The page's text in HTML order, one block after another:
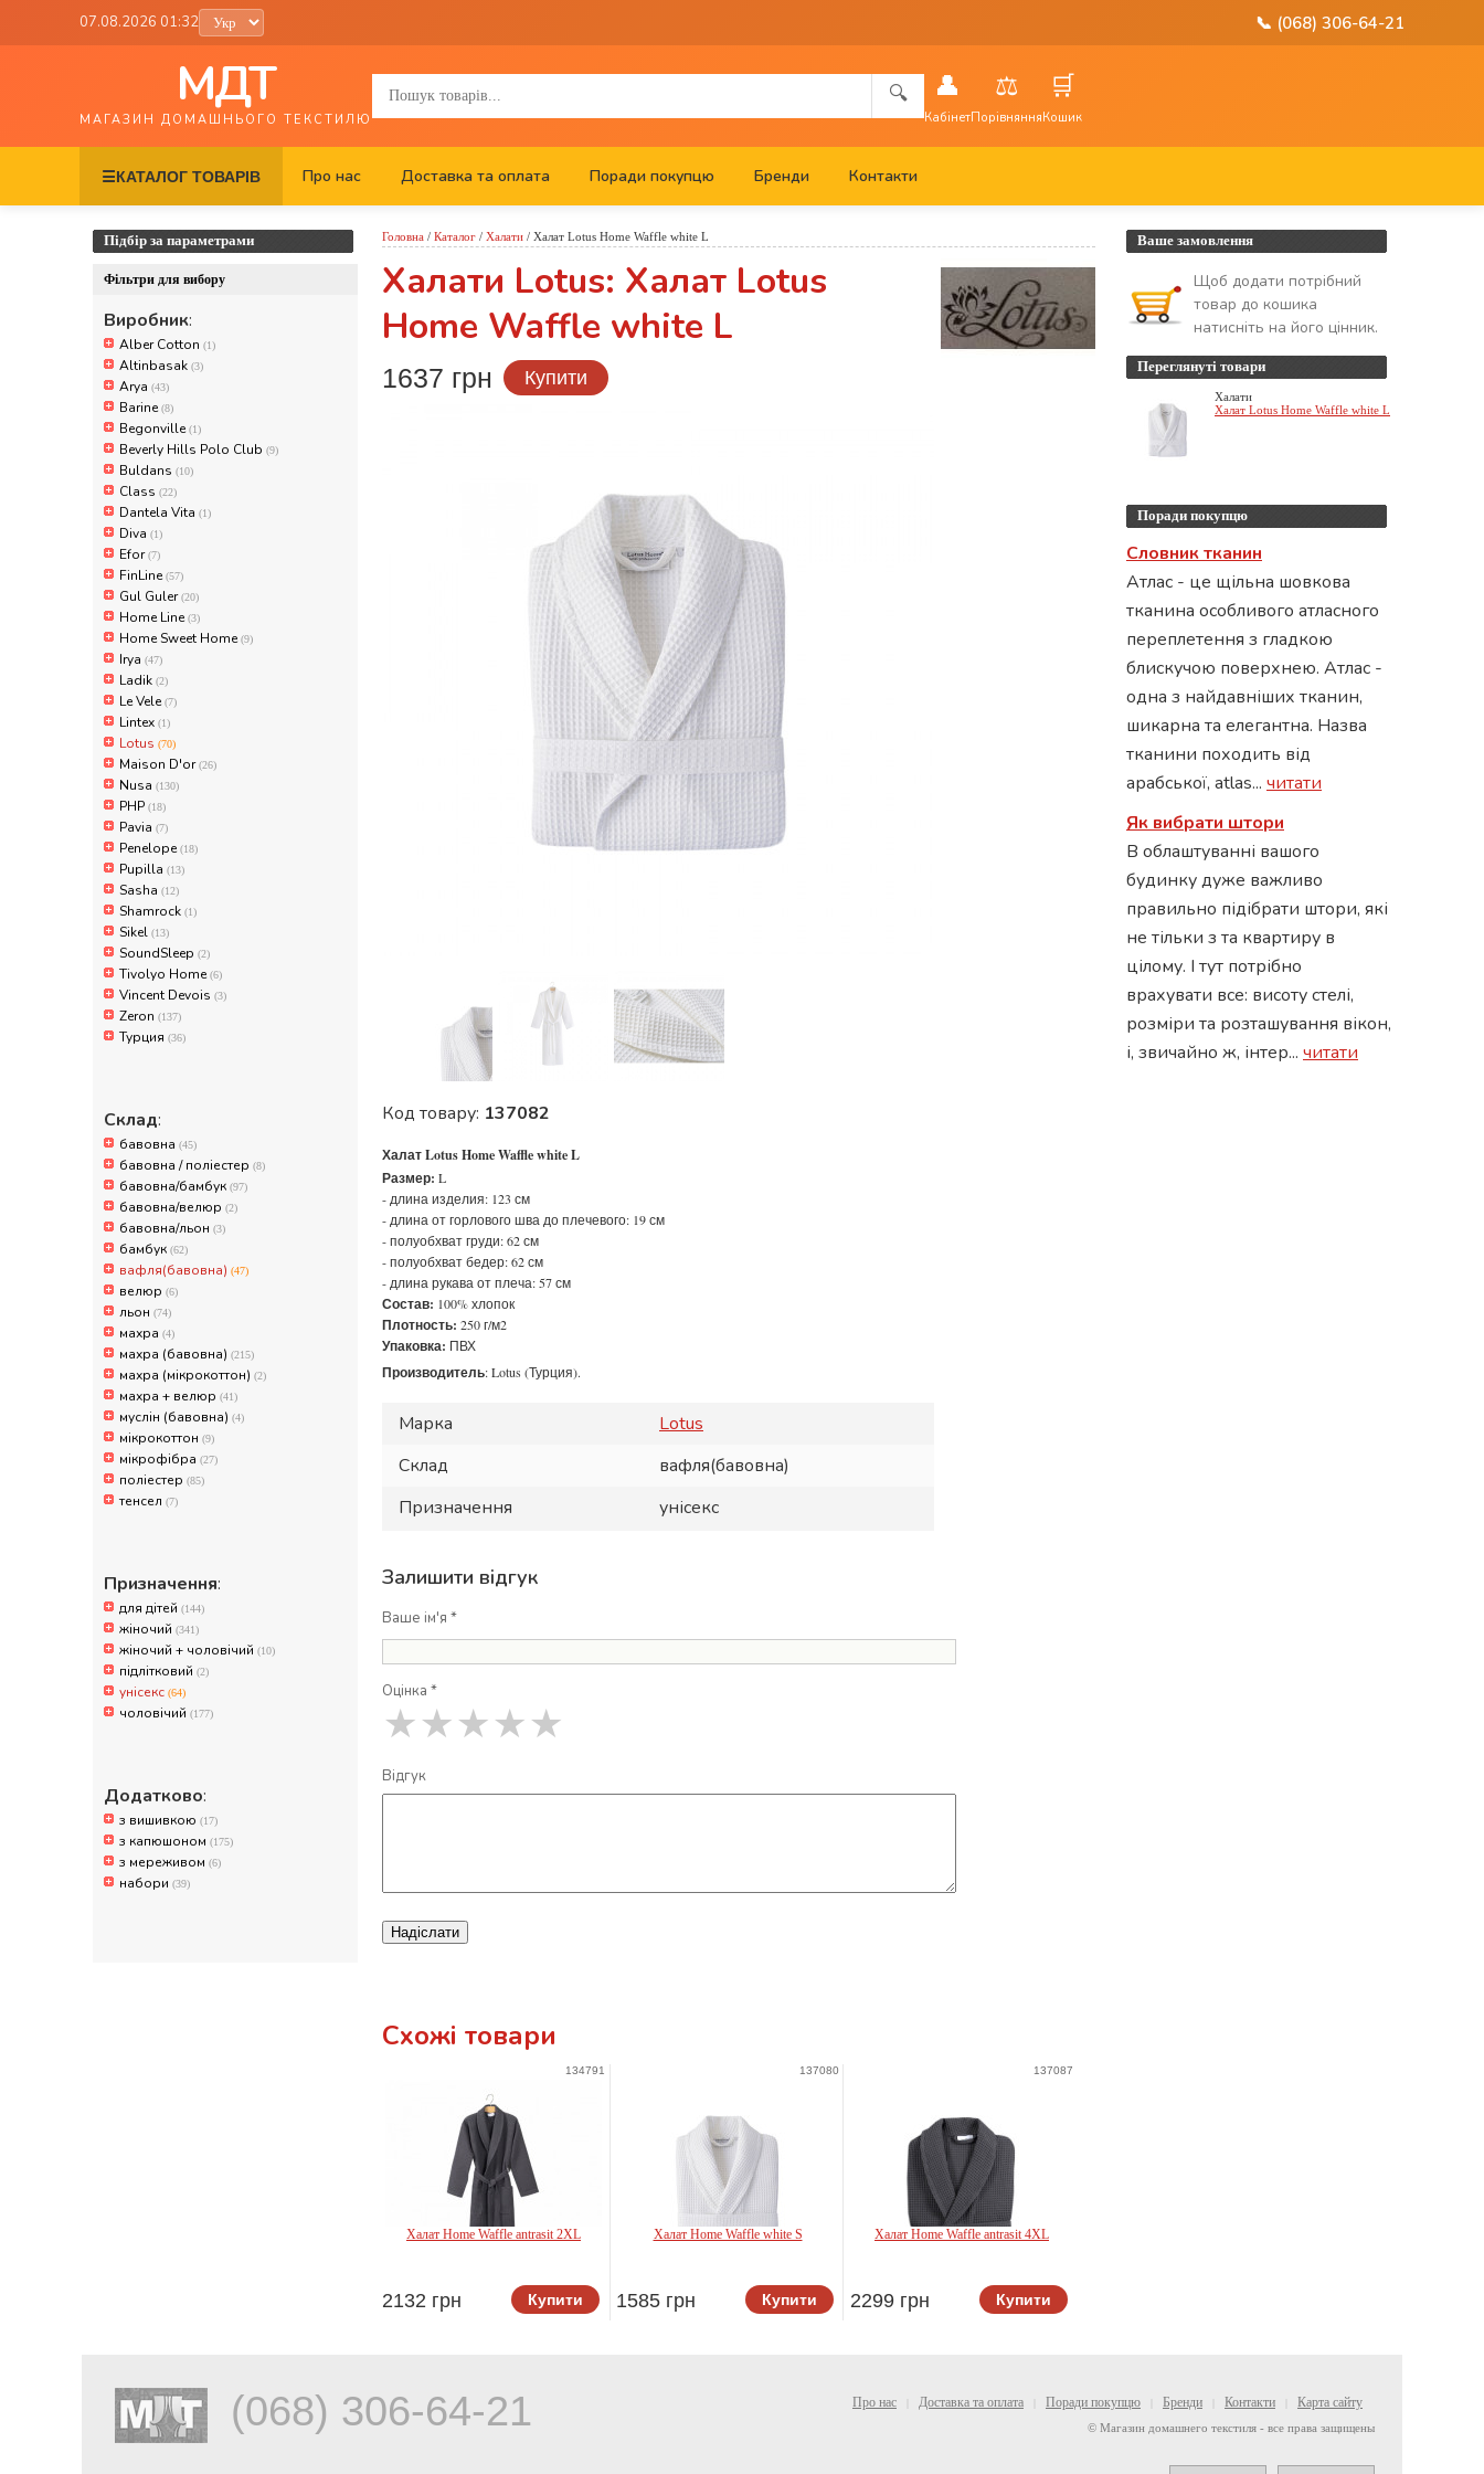
07.08.2026 01:32 📞 (068) 306-64-21
МДТ
МАГАЗИН ДОМАШНЬОГО ТЕКСТИЛЮ
🔍 👤
Кабінет
⚖️
Порівняння
🛒
Кошик
☰КАТАЛОГ ТОВАРІВ Про нас Доставка та оплата Поради покупцю Бренди Контакти
Підбір за параметрами
Фільтри для вибору
Виробник:
Alber Cotton (1)
Altinbasak (3)
Arya (43)
Barine(8)
Begonville(1)
Beverly Hills Polo Club (9)
Buldans (10)
Class (22)
Dantela Vita (1)
Diva (1)
Efor(7)
FinLine(57)
Gul Guler(20)
Home Line(3)
Home Sweet Home(9)
Irya (47)
Ladik (2)
Le Vele(7)
Lintex (1)
Lotus (70)
Maison D'or(26)
Nusa (130)
PHP (18)
Pavia (7)
Penelope(18)
Pupilla (13)
Sasha (12)
Shamrock (1)
Sikel (13)
SoundSleep (2)
Tivolyo Home(6)
Vincent Devois (3)
Zeron (137)
Турция (36)
Склад:
бавовна (45)
бавовна / поліестер (8)
бавовна/бамбук (97)
бавовна/велюр (2)
бавовна/льон (3)
бамбук (62)
вафля(бавовна) (47)
велюр (6)
льон (74)
махра (4)
махра (бавовна) (215)
махра (мікрокоттон) (2)
махра + велюр (41)
муслін (бавовна) (4)
мікрокоттон (9)
мікрофібра (27)
поліестер (85)
тенсел (7)
Призначення:
для дітей (144)
жіночий (341)
жіночий + чоловічий (10)
підлітковий (2)
унісекс (64)
чоловічий (177)
Додатково:
з вишивкою (17)
з капюшоном (175)
з мереживом (6)
набори (39)
Головна / Каталог / Халати / Халат Lotus Home Waffle white L
Халати Lotus: Халат Lotus
Home Waffle white L
1637 грн Купити
Код товару: 137082
Халат Lotus Home Waffle white L
Размер: L
- длина изделия: 123 см
- длина от горлового шва до плечевого: 19 см
- полуобхват груди: 62 см
- полуобхват бедер: 62 см
- длина рукава от плеча: 57 см
Состав: 100% хлопок
Плотность: 250 г/м2
Упаковка: ПВХ
Производитель: Lotus (Турция).
Марка
Lotus
Склад
вафля(бавовна)
Призначення
унісекс
Залишити відгук
Ваше ім'я *
Оцінка *
★
★
★
★
★
Відгук
Надіслати
Схожі товари
134791
Халат Home Waffle antrasit 2XL
2132 грн Купити
137080
Халат Home Waffle white S
1585 грн Купити
137087
Халат Home Waffle antrasit 4XL
2299 грн Купити
Ваше замовлення
Щоб додати потрібний
товар до кошика
натисніть на його цінник.
Переглянуті товари
Халати
Халат Lotus Home Waffle white L
Поради покупцю
Словник тканин
Атлас - це щільна шовкова
тканина особливого атласного
переплетення з гладкою
блискучою поверхнею. Атлас -
одна з найдавніших тканин,
шикарна та елегантна. Назва
тканини походить від
арабської, atlas... читати
Як вибрати штори
В облаштуванні вашого
будинку дуже важливо
правильно підібрати штори, які
не тільки з та квартиру в
цілому. І тут потрібно
врахувати все: висоту стелі,
розміри та розташування вікон,
і, звичайно ж, інтер... читати
(068) 306-64-21 Про нас Доставка та оплата Поради покупцю Бренди Контакти Карта сайту
© Магазин домашнего текстиля - все права защищены